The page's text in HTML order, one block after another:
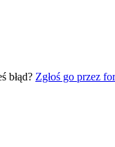
błąd? Zgłoś go przez